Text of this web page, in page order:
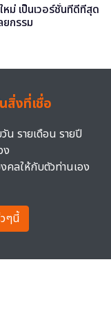
หม่ เป็นเวอร์ชั่นที่ดีที่สุด
กรรม
สิ่งที่เชื่อ
น รายเดือน รายปี
ง
คลให้กับตัวท่านเอง
ๆนี้